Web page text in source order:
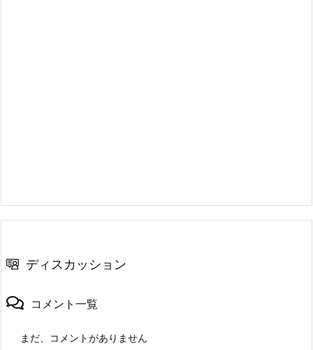
ディスカッション
コメント一覧
まだ、コメントがありません